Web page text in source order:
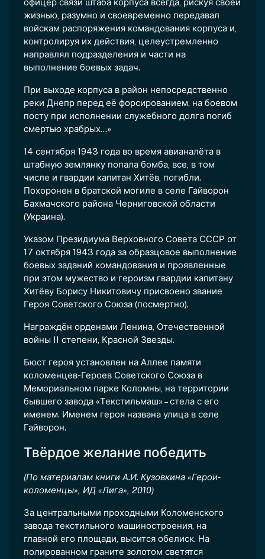
жизнью, разумно и своевременно передавал
войскам распоряжения командования корпуса и,
контролируя их действия, целеустремленно
направлял подразделения и части на
выполнение боевых задач.
При выходе корпуса в район непосредственно
реки Днепр перед её форсированием, на боевом
посту при исполнении служебного долга погиб
смертью храбрых...»
14 сентября 1943 года во время авианалёта в
штабную землянку попала бомба, все, в том
числе и гвардии капитан Хитёв, погибли.
Похоронен в братской могиле в селе Гайворон
Бахмачского района Черниговской области
(Украина).
Указом Президиума Верховного Совета СССР от
17 октября 1943 года за образцовое выполнение
боевых заданий командования и проявленные
при этом мужество и героизм гвардии капитану
Хитёву Борису Никитовичу присвоено звание
Героя Советского Союза (посмертно).
Награждён орденами Ленина, Отечественной
войны II степени, Красной Звезды.
Бюст героя установлен на Аллее памяти
коломенцев-Героев Советского Союза в
Мемориальном парке Коломны, на территории
бывшего завода «Текстильмаш» – стела с его
именем. Именем героя названа улица в селе
Гайворон.
Твёрдое желание победить
(По материалам книги А.И. Кузовкина «Герои-
коломенцы», ИД «Лига», 2010)
За центральными проходными Коломенского
завода текстильного машиностроения, на
главной его площади, высится обелиск. На
полированном граните золотом светятся